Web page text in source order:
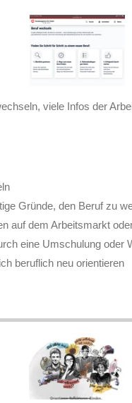
viele Infos der
Gründe, den Beruf zu
auf dem Arbeitsmarkt
eine Umschulung oder
beruflich neu orientieren